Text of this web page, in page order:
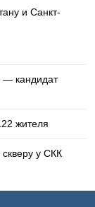
и Санкт-
— кандидат
жителя
у СКК